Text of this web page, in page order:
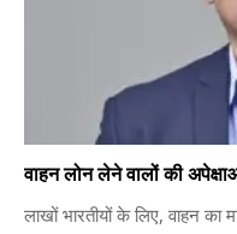
वाहन लोन लेने वालों की
लाखों भारतीयों के लिए, वाहन का